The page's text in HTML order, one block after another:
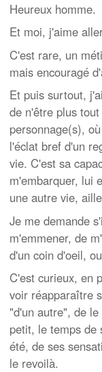
Heureux homme.
Et moi, j'aime
C'est rare, un
mais encouragé
Et puis surtout,
de n'être plus
personnage(s),
l'éclat bref d'un
vie. C'est sa
m'embarquer, lui
une autre vie,
Je me demande
m'emmener, de
d'un coin d'oeil,
C'est curieux, en
voir réapparaître
"d'un autre", de
petit, le temps de
été, de ses
le revoilà.